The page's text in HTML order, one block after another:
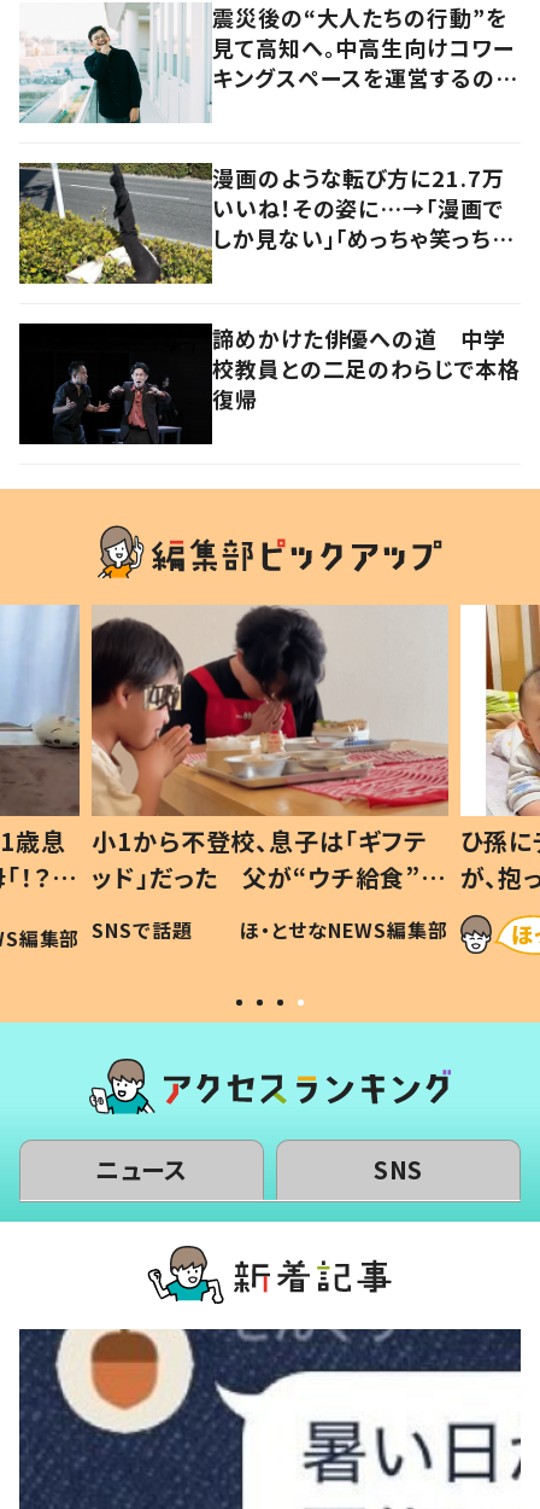
震災後の“大人たちの行動”を
見て高知へ。中高生向けコワー
キングスペースを運営するのは
漫画のような転び方に21.7万
いいね！その姿に…→「漫画で
しか見ない」「めっちゃ笑っちゃ
諦めかけた俳優への道 中学
校教員との二足のわらじで本格
復帰
歳息
？」
編集部
小1から不登校、息子は「ギフテ
ッド」だった 父が“ウチ給食”を
作り続ける理由とは #令和の親
#令和の子
SNSで話題 ほ・とせなNEWS編集部
ひ孫
が、
「涙が
い」
ニュース SNS